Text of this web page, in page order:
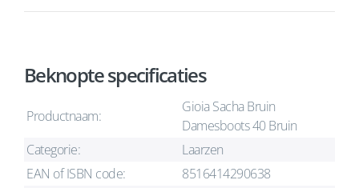
Beknopte specificaties
Productnaam:
Gioia Sacha Bruin
Damesboots 40 Bruin
Categorie:
Laarzen
EAN of ISBN code:
8516414290638